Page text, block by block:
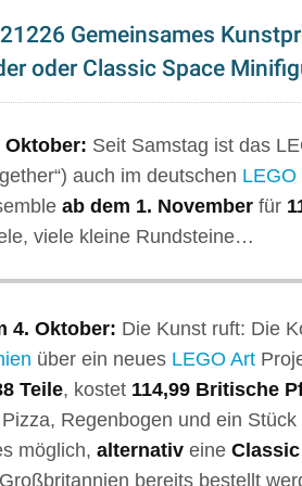
Gemeinsames
oder Classic Space
Oktober: Seit Samstag ist das
auch im deutschen LEGO
ab dem 1. November für
viele kleine Rundsteine…
4. Oktober: Die Kunst ruft: Die
über ein neues LEGO Art
Teile, kostet 114,99 Britische
Regenbogen und ein
möglich, alternativ eine
bereits bestellt